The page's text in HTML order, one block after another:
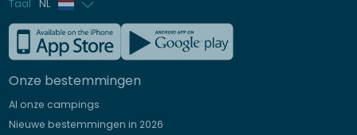
Taal NL
Frans
Engels
Duits
Italiaans
Onze bestemmingen
Al onze campings
Nieuwe bestemmingen in 2026